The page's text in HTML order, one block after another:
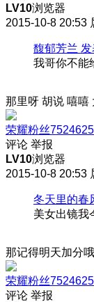
LV10浏览器
2015-10-8 20:53
馥郁芳兰
我哥你不能
那里呀 胡说 嘻嘻
荣耀粉丝7524625
评论 举报
LV10浏览器
2015-10-8 20:53
冬天里的春
美女出镜我
那记得明天加分
荣耀粉丝7524625
评论 举报